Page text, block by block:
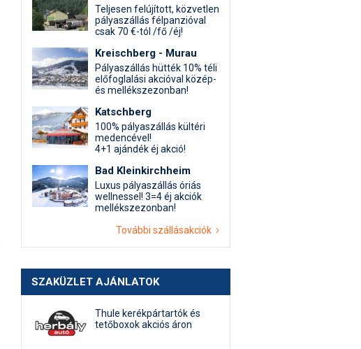
Teljesen felújított, közvetlen
pályaszállás félpanzióval
csak 70 €-tól /fő /éj!
Kreischberg - Murau
Pályaszállás hütték 10% téli
előfoglalási akcióval közép-
és mellékszezonban!
Katschberg
100% pályaszállás kültéri
medencével!
4+1 ajándék éj akció!
Bad Kleinkirchheim
Luxus pályaszállás óriás
wellnessel! 3=4 éj akciók
mellékszezonban!
További szállásakciók
SZAKÜZLET AJÁNLATOK
Thule kerékpártartók és
tetőboxok akciós áron